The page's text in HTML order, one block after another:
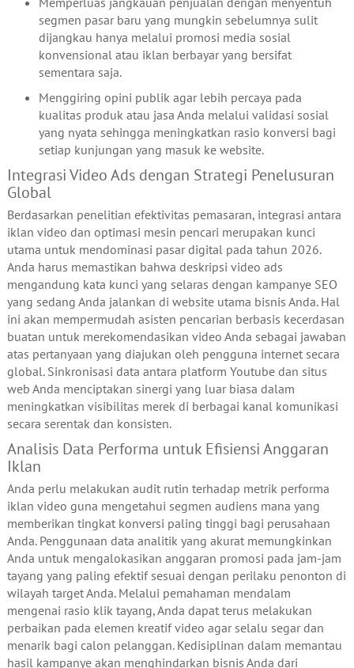
segmen pasar baru yang mungkin sebelumnya sulit
dijangkau hanya melalui promosi media sosial
konvensional atau iklan berbayar yang bersifat
sementara saja.
Menggiring opini publik agar lebih percaya pada
kualitas produk atau jasa Anda melalui validasi sosial
yang nyata sehingga meningkatkan rasio konversi bagi
setiap kunjungan yang masuk ke website.
Integrasi Video Ads dengan Strategi Penelusuran
Global
Berdasarkan penelitian efektivitas pemasaran, integrasi antara
iklan video dan optimasi mesin pencari merupakan kunci
utama untuk mendominasi pasar digital pada tahun 2026.
Anda harus memastikan bahwa deskripsi video ads
mengandung kata kunci yang selaras dengan kampanye SEO
yang sedang Anda jalankan di website utama bisnis Anda. Hal
ini akan mempermudah asisten pencarian berbasis kecerdasan
buatan untuk merekomendasikan video Anda sebagai jawaban
atas pertanyaan yang diajukan oleh pengguna internet secara
global. Sinkronisasi data antara platform Youtube dan situs
web Anda menciptakan sinergi yang luar biasa dalam
meningkatkan visibilitas merek di berbagai kanal komunikasi
secara serentak dan konsisten.
Analisis Data Performa untuk Efisiensi Anggaran
Iklan
Anda perlu melakukan audit rutin terhadap metrik performa
iklan video guna mengetahui segmen audiens mana yang
memberikan tingkat konversi paling tinggi bagi perusahaan
Anda. Penggunaan data analitik yang akurat memungkinkan
Anda untuk mengalokasikan anggaran promosi pada jam-jam
tayang yang paling efektif sesuai dengan perilaku penonton di
wilayah target Anda. Melalui pemahaman mendalam
mengenai rasio klik tayang, Anda dapat terus melakukan
perbaikan pada elemen kreatif video agar selalu segar dan
menarik bagi calon pelanggan. Kedisiplinan dalam memantau
hasil kampanye akan menghindarkan bisnis Anda dari